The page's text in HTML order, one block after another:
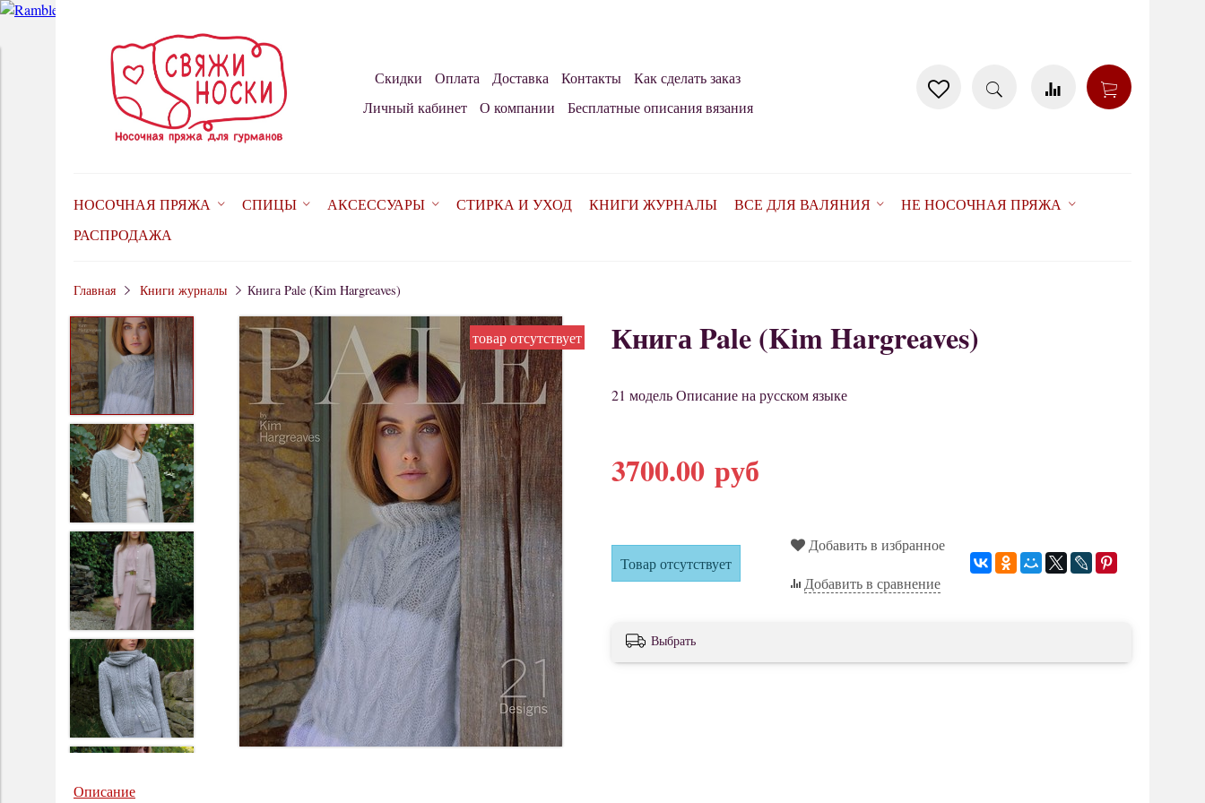
Скидки Оплата Доставка Контакты
Как сделать заказ
Личный кабинет
О компании Бесплатные описания вязания
НОСОЧНАЯ ПРЯЖА СПИЦЫ АКСЕССУАРЫ СТИРКА И УХОД КНИГИ ЖУРНАЛЫ ВСЕ ДЛЯ ВАЛЯНИЯ
НЕ НОСОЧНАЯ ПРЯЖА
РАСПРОДАЖА
Главная Книги журналы Книга Pale (Kim Hargreaves)
товар отсутствует товар отсутствует
Книга Pale (Kim Hargreaves)
21 модель Описание на русском языке
3700.00 руб
Товар отсутствует
Добавить в избранное
Добавить в сравнение
Выбрать
Описание